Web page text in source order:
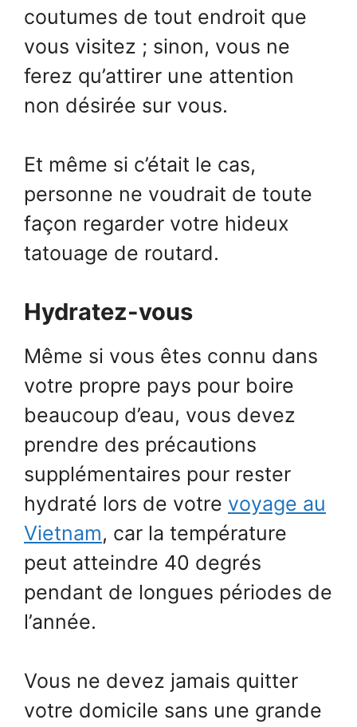
coutumes de tout endroit que
vous visitez ; sinon, vous ne
ferez qu’attirer une attention
non désirée sur vous.
Et même si c’était le cas,
personne ne voudrait de toute
façon regarder votre hideux
tatouage de routard.
Hydratez-vous
Même si vous êtes connu dans
votre propre pays pour boire
beaucoup d’eau, vous devez
prendre des précautions
supplémentaires pour rester
hydraté lors de votre voyage au
Vietnam, car la température
peut atteindre 40 degrés
pendant de longues périodes de
l’année.
Vous ne devez jamais quitter
votre domicile sans une grande